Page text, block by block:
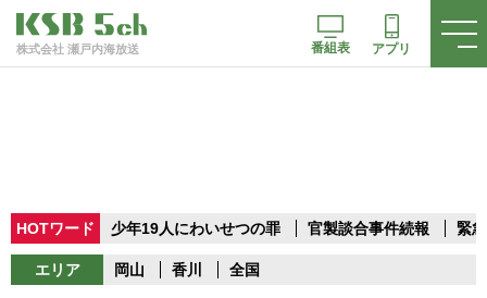
株式会社 瀬戸内海放送 番組表 アプリ
HOTワード 少年19人にわいせつの罪 官製談合事件続報 緊
エリア 岡山 香川 全国